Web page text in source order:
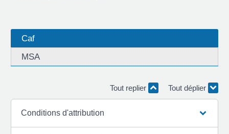
Caf
MSA
Tout replier Tout déplier
Conditions d'attribution